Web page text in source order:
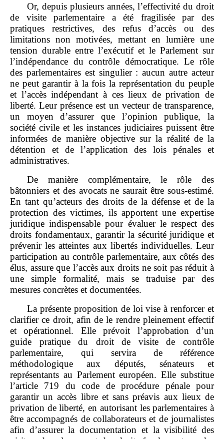
Or, depuis plusieurs années, l’effectivité du droit
de visite parlementaire a été fragilisée par des
pratiques restrictives, des refus d’accès ou des
limitations non motivées, mettant en lumière une
tension durable entre l’exécutif et le Parlement sur
l’indépendance du contrôle démocratique. Le rôle
des parlementaires est singulier : aucun autre acteur
ne peut garantir à la fois la représentation du peuple
et l’accès indépendant à ces lieux de privation de
liberté. Leur présence est un vecteur de transparence,
un moyen d’assurer que l’opinion publique, la
société civile et les instances judiciaires puissent être
informées de manière objective sur la réalité de la
détention et de l’application des lois pénales et
administratives.
De manière complémentaire, le rôle des
bâtonniers et des avocats ne saurait être sous-estimé.
En tant qu’acteurs des droits de la défense et de la
protection des victimes, ils apportent une expertise
juridique indispensable pour évaluer le respect des
droits fondamentaux, garantir la sécurité juridique et
prévenir les atteintes aux libertés individuelles. Leur
participation au contrôle parlementaire, aux côtés des
élus, assure que l’accès aux droits ne soit pas réduit à
une simple formalité, mais se traduise par des
mesures concrètes et documentées.
La présente proposition de loi vise à renforcer et
clarifier ce droit, afin de le rendre pleinement effectif
et opérationnel. Elle prévoit l’approbation d’un
guide pratique du droit de visite de contrôle
parlementaire, qui servira de référence
méthodologique aux députés, sénateurs et
représentants au Parlement européen. Elle substitue
l’article 719 du code de procédure pénale pour
garantir un accès libre et sans préavis aux lieux de
privation de liberté, en autorisant les parlementaires à
être accompagnés de collaborateurs et de journalistes
afin d’assurer la documentation et la visibilité des